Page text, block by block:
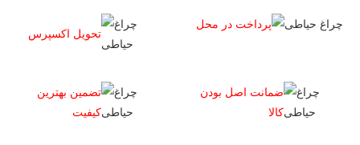
تحویل اکسپرس
پرداخت در محل
تضمین بهترین
کیفیت
ضمانت اصل بودن
کالا